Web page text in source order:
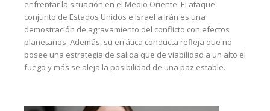
enfrentar la situación en el Medio Oriente. El ataque
conjunto de Estados Unidos e Israel a Irán es una
demostración de agravamiento del conflicto con efectos
planetarios. Además, su errática conducta refleja que no
posee una estrategia de salida que de viabilidad a un alto el
fuego y más se aleja la posibilidad de una paz estable.